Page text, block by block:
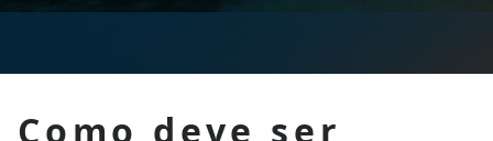
Como deve ser